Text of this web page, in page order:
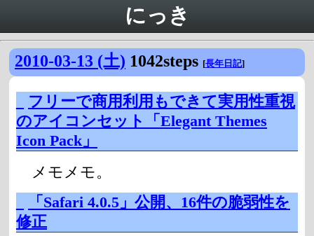
にっき
2010-03-13 (土) 1042steps [長年日記]
フリーで商用利用もできて実用性重視
のアイコンセット「Elegant Themes
Icon Pack」
メモメモ。
「Safari 4.0.5」公開、16件の脆弱性を
修正